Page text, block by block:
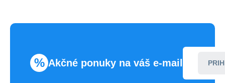
% Akčné ponuky na váš e-mail